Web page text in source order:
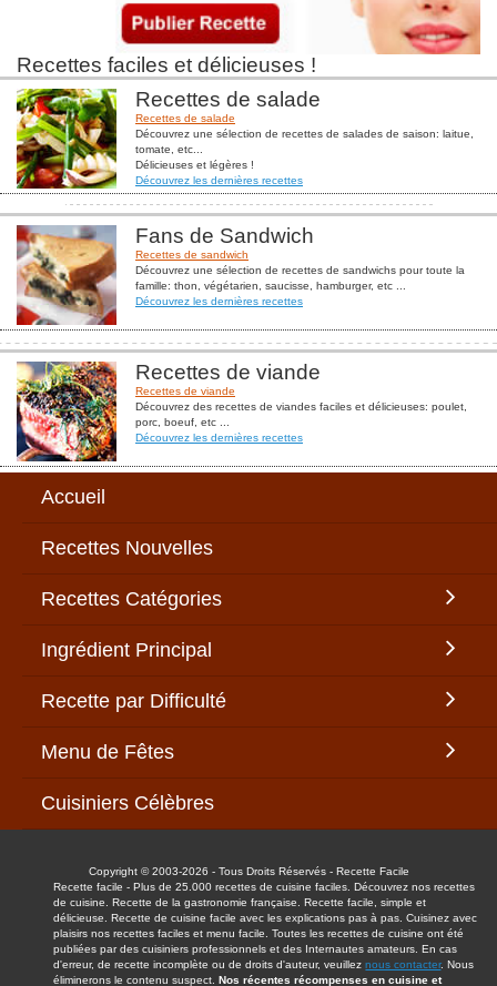
Recettes faciles et délicieuses !
Recettes de salade
Recettes de salade
Découvrez une sélection de recettes de salades de saison: laitue,
tomate, etc...
Délicieuses et légères !
Découvrez les dernières recettes
Fans de Sandwich
Recettes de sandwich
Découvrez une sélection de recettes de sandwichs pour toute la
famille: thon, végétarien, saucisse, hamburger, etc ...
Découvrez les dernières recettes
Recettes de viande
Recettes de viande
Découvrez des recettes de viandes faciles et délicieuses: poulet,
porc, boeuf, etc ...
Découvrez les dernières recettes
Accueil
Recettes Nouvelles
Recettes Catégories
Ingrédient Principal
Recette par Difficulté
Menu de Fêtes
Cuisiniers Célèbres
Copyright © 2003-2026 - Tous Droits Réservés - Recette Facile
Recette facile - Plus de 25.000 recettes de cuisine faciles. Découvrez nos recettes
de cuisine. Recette de la gastronomie française. Recette facile, simple et
délicieuse. Recette de cuisine facile avec les explications pas à pas. Cuisinez avec
plaisirs nos recettes faciles et menu facile. Toutes les recettes de cuisine ont été
publiées par des cuisiniers professionnels et des Internautes amateurs. En cas
d'erreur, de recette incomplète ou de droits d'auteur, veuilleznous contacter. Nous
éliminerons le contenu suspect.Nos récentes récompenses en cuisine et